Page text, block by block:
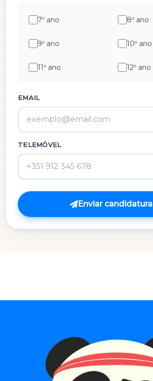
História e Cultura das Artes
Inglês
M.A.C.S.
Matemática 3º Ciclo
Matemática A
Matemática B
Português
7º ano 8º ano
9º ano 10º ano
11º ano 12º ano
EMAIL
TELEMÓVEL
Enviar candidatura